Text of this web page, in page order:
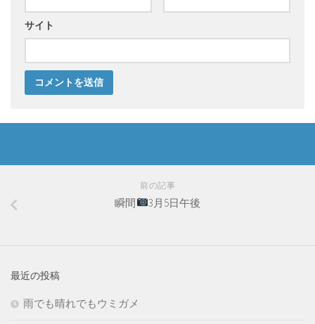
サイト
前の記事
瞬間 3月5日午後
最近の投稿
雨でも晴れでもウミガメ